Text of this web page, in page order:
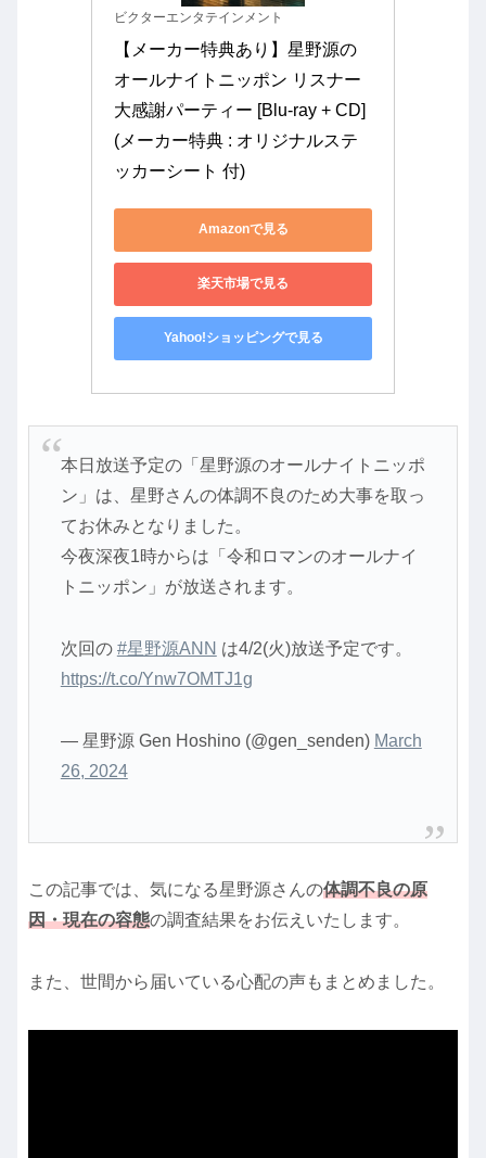
ビクターエンタテインメント
【メーカー特典あり】星野源の
オールナイトニッポン リスナー
大感謝パーティー [Blu-ray + CD]
(メーカー特典 : オリジナルステ
ッカーシート 付)
Amazonで見る
楽天市場で見る
Yahoo!ショッピングで見る
本日放送予定の「星野源のオールナイトニッポ
ン」は、星野さんの体調不良のため大事を取っ
てお休みとなりました。
今夜深夜1時からは「令和ロマンのオールナイ
トニッポン」が放送されます。
次回の #星野源ANN は4/2(火)放送予定です。
https://t.co/Ynw7OMTJ1g
— 星野源 Gen Hoshino (@gen_senden) March
26, 2024
この記事では、気になる星野源さんの体調不良の原
因・現在の容態の調査結果をお伝えいたします。
また、世間から届いている心配の声もまとめました。